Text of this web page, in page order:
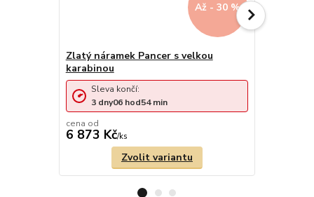
Až - 30 %
Zlatý náramek Pancer s velkou
karabinou
cena od
6 873 Kč/ks
Sleva končí:
3 dny06 hod54min
Zvolit variantu